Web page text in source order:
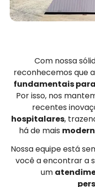
Com nossa
reconhecemos que a
fundamentais
Por isso, nos
recentes
hospitalares,
há de mais
Nossa equipe está
você a encontrar a
um